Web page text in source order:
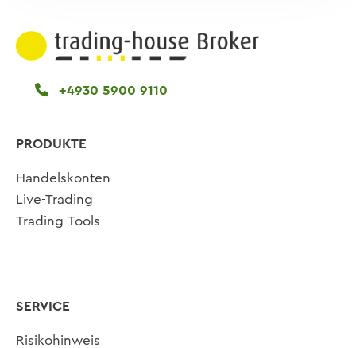
+4930 5900 9110
PRODUKTE
Handelskonten
Live-Trading
Trading-Tools
SERVICE
Risikohinweis